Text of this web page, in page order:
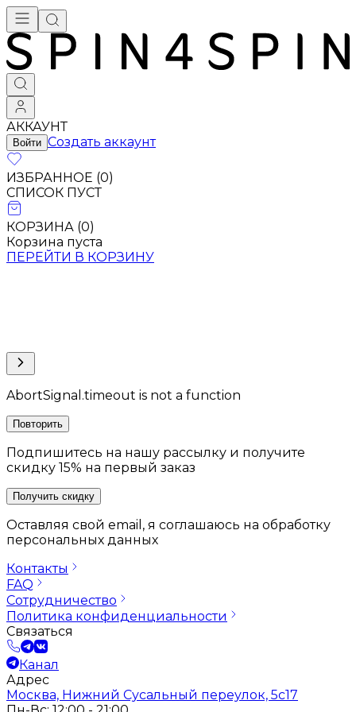
АККАУНТ
Войти Создать аккаунт
ИЗБРАННОЕ (0)
СПИСОК ПУСТ
КОРЗИНА (0)
Корзина пуста
ПЕРЕЙТИ В КОРЗИНУ
AbortSignal.timeout is not a function
Повторить
Подпишитесь на нашу рассылку и получите
скидку 15% на первый заказ
Получить скидку
Оставляя свой email, я соглашаюсь на обработку
персональных данных
Контакты
FAQ
Сотрудничество
Политика конфиденциальности
Связаться
Канал
Адрес
Москва, Нижний Сусальный переулок, 5с17